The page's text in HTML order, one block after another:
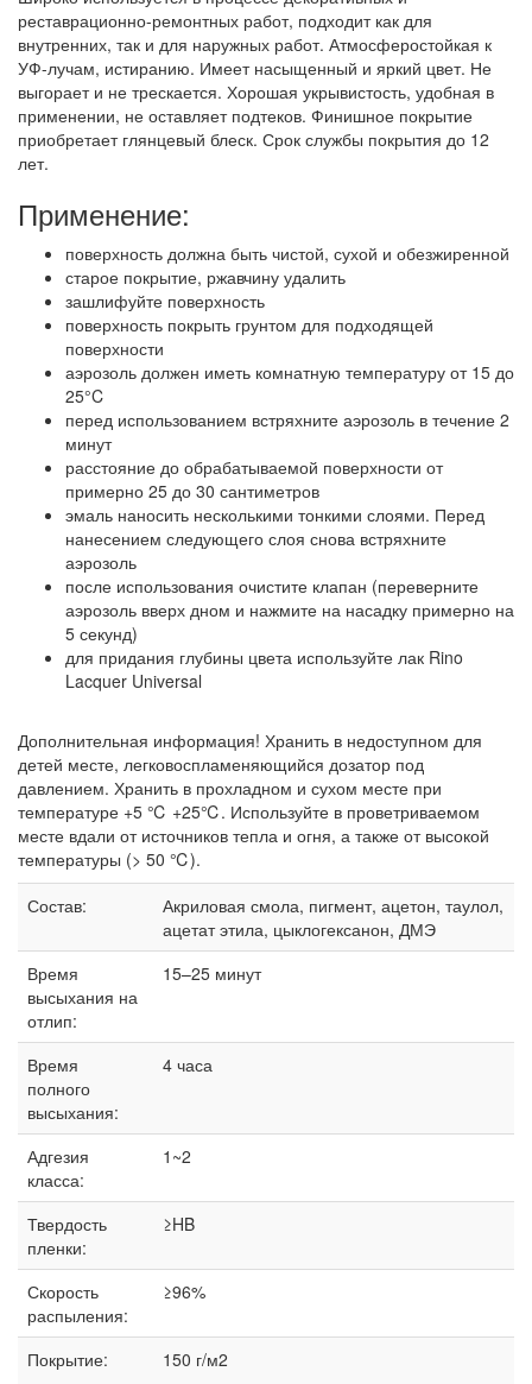
реставрационно-ремонтных работ, подходит как для
внутренних, так и для наружных работ. Атмосферостойкая к
УФ-лучам, истиранию. Имеет насыщенный и яркий цвет. Не
выгорает и не трескается. Хорошая укрывистость, удобная в
применении, не оставляет подтеков. Финишное покрытие
приобретает глянцевый блеск. Срок службы покрытия до 12
лет.
Применение:
поверхность должна быть чистой, сухой и обезжиренной
старое покрытие, ржавчину удалить
зашлифуйте поверхность
поверхность покрыть грунтом для подходящей
поверхности
аэрозоль должен иметь комнатную температуру от 15 до
25°C
перед использованием встряхните аэрозоль в течение 2
минут
расстояние до обрабатываемой поверхности от
примерно 25 до 30 сантиметров
эмаль наносить несколькими тонкими слоями. Перед
нанесением следующего слоя снова встряхните
аэрозоль
после использования очистите клапан (переверните
аэрозоль вверх дном и нажмите на насадку примерно на
5 секунд)
для придания глубины цвета используйте лак Rino
Lacquer Universal
Дополнительная информация! Хранить в недоступном для
детей месте, легковоспламеняющийся дозатор под
давлением. Хранить в прохладном и сухом месте при
температуре +5 ℃ +25℃. Используйте в проветриваемом
месте вдали от источников тепла и огня, а также от высокой
температуры (> 50 ℃).
Состав:
Акриловая смола, пигмент, ацетон, таулол,
ацетат этила, цыклогексанон, ДМЭ
Время
высыхания на
отлип:
15–25 минут
Время
полного
высыхания:
4 часа
Адгезия
класса:
1~2
Твердость
пленки:
≥HB
Скорость
распыления:
≥96%
Покрытие: 150 г/м2